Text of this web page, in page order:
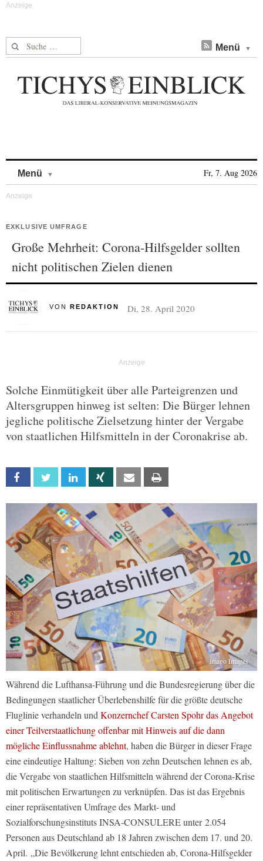
Suche nach: Menü
Menü Fr, 7. Aug 2026
EXKLUSIVE UMFRAGE
Große Mehrheit: Corona-Hilfsgelder sollten
nicht politischen Zielen dienen
VON REDAKTION Di, 28. April 2020
Solche Einmütigkeit über alle Parteigrenzen und
Altersgruppen hinweg ist selten: Die Bürger lehnen
jegliche politische Zielsetzung hinter der Vergabe
von staatlichen Hilfsmitteln in der Coronakrise ab.
Facebook Twitter Linkedin Xing Email
imago Images
Während die Lufthansa-Führung und die Bundesregierung über die
Bedingungen staatlicher Überlebenshilfe für die größte deutsche
Fluglinie verhandeln undKonzernchef Carsten Spohr das Angebot
einer Teilverstaatlichung offenbar mit Hinweis auf die dann
mögliche Einflussnahme ablehnt, haben die Bürger in dieser Frage
eine eindeutige Haltung: Sieben von zehn Deutschen lehnen es ab,
die Vergabe von staatlichen Hilfsmitteln während der Corona-Krise
mit politischen Erwartungen zu verknüpfen. Das ist das Ergebnis
einer repräsentativen Umfrage des Markt- und
Sozialforschungsinstituts INSA-CONSULERE unter 2.054
Personen aus Deutschland ab 18 Jahren zwischen dem 17. und 20.
April. „Die Bevölkerung lehnt entschieden ab, Corona-Hilfsgelder